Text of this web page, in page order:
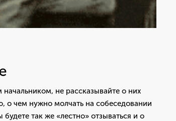
не рассказывайте о них
о чем нужно молчать на собеседовании
так же «лестно» отзываться и о